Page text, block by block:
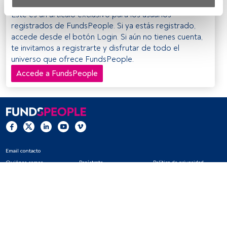
datos para proporcionar:
Utilizar datos de localización geográfica precisa. Analizar
activamente las características del dispositivo para su
identificación. Almacenar la información en un dispositivo
y/o acceder a ella.
Este es un artículo exclusivo para los usuarios
registrados de FundsPeople. Si ya estás registrado,
accede desde el botón Login. Si aún no tienes cuenta,
te invitamos a registrarte y disfrutar de todo el
universo que ofrece FundsPeople.
Accede a FundsPeople
Email contacto
Quiénes somos
Regístrate
Política de privacidad